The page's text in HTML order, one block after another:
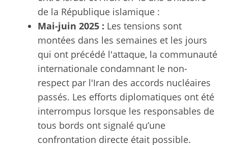
de la République islamique :
Mai-juin 2025 : Les tensions sont
montées dans les semaines et les jours
qui ont précédé l'attaque, la communauté
internationale condamnant le non-
respect par l'Iran des accords nucléaires
passés. Les efforts diplomatiques ont été
interrompus lorsque les responsables de
tous bords ont signalé qu’une
confrontation directe était possible.